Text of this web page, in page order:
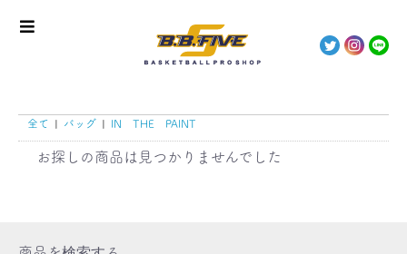
全て | バッグ | IN THE PAINT
お探しの商品は見つかりませんでした